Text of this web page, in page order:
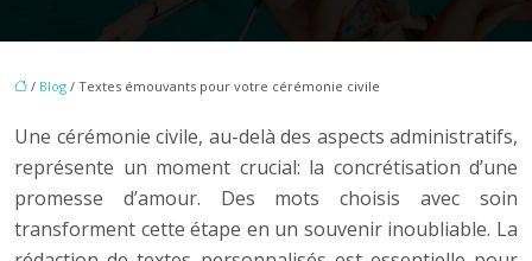
/ Blog / Textes émouvants pour votre cérémonie civile
Une cérémonie civile, au-delà des aspects administratifs,
représente un moment crucial: la concrétisation d’une
promesse d’amour. Des mots choisis avec soin
transforment cette étape en un souvenir inoubliable. La